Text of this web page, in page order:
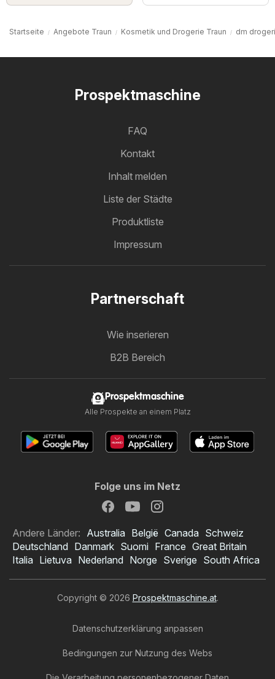
Startseite Angebote Traun Kosmetik und Drogerie Traun dm
Prospektmaschine
FAQ
Kontakt
Inhalt melden
Liste der Städte
Produktliste
Impressum
Partnerschaft
Wie inserieren
B2B Bereich
Prospektmaschine
Alle Prospekte an einem Platz
Folge uns im Netz
Andere Länder: Australia België Canada Schweiz
Deutschland Danmark Suomi France Great Britain
Italia Lietuva Nederland Norge Sverige South Africa
Copyright © 2026 Prospektmaschine.at.
Datenschutzerklärung anpassen
Bedingungen zur Nutzung des Webs